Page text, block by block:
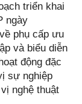
triển khai
ngày
phụ cấp ưu
và biểu diễn
động đặc
sự nghiệp
nghệ thuật